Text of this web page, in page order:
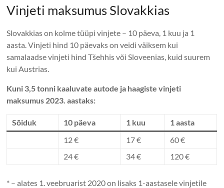
Vinjeti maksumus Slovakkias
Slovakkias on kolme tüüpi vinjete – 10 päeva, 1 kuu ja 1
aasta. Vinjeti hind 10 päevaks on veidi väiksem kui
samalaadse vinjeti hind Tšehhis või Sloveenias, kuid suurem
kui Austrias.
Kuni 3,5 tonni kaaluvate autode ja haagiste vinjeti
maksumus 2023. aastaks:
Sõiduk 10 päeva 1 kuu
1 aasta
12 €
17 €
60 €
24 €
34 € 120 €
* – alates 1. veebruarist 2020 on lisaks 1-aastasele vinjetile